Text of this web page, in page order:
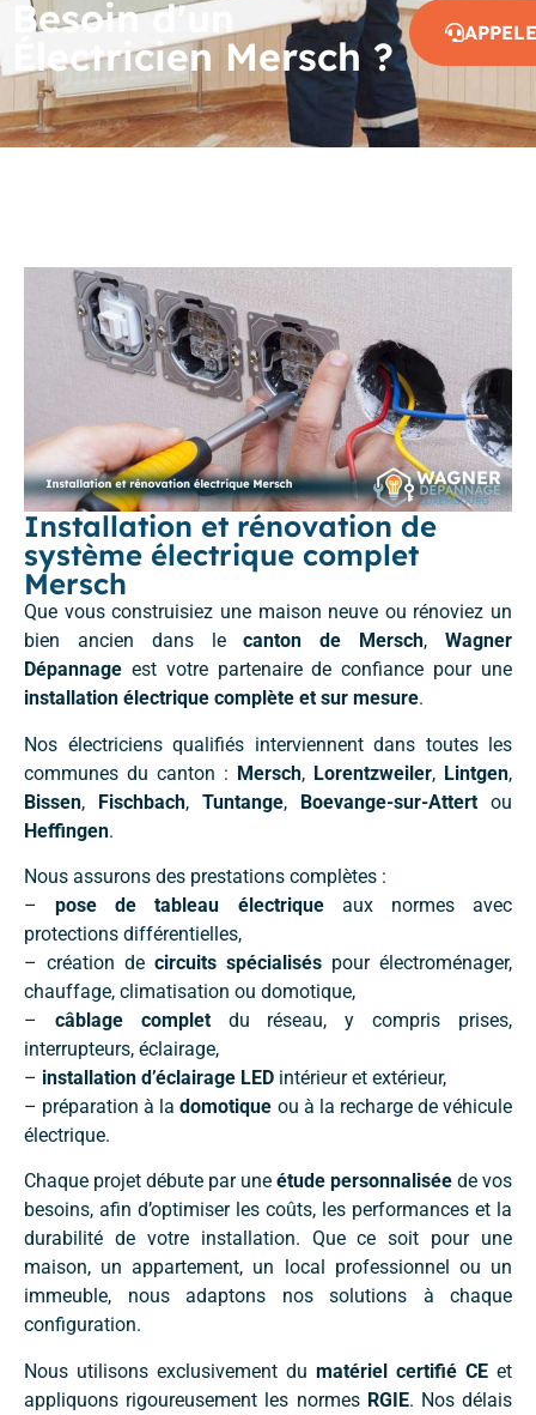
Besoin d'un
Électricien Mersch ?
Installation et rénovation de
système électrique complet
Mersch
Que vous construisiez une maison neuve ou rénoviez un
bien ancien dans lecanton de Mersch,Wagner
Dépannage est votre partenaire de confiance pour une
installation électrique complète et sur mesure.
Nos électriciens qualifiés interviennent dans toutes les
communes du canton : Mersch, Lorentzweiler, Lintgen,
Bissen, Fischbach, Tuntange, Boevange-sur-Attert ou
Heffingen.
Nous assurons des prestations complètes :
–pose de tableau électriqueaux normes avec
protections différentielles,
– création de circuits spécialisés pour électroménager,
chauffage, climatisation ou domotique,
– câblage completdu réseau, y compris prises,
interrupteurs, éclairage,
– installation d’éclairage LED intérieur et extérieur,
– préparation à ladomotique ou à la recharge de véhicule
électrique.
Chaque projet débute par une étude personnalisée de vos
besoins, afin d’optimiser les coûts, les performances et la
durabilité de votre installation. Que ce soit pour une
maison, un appartement, un local professionnel ou un
immeuble, nous adaptons nos solutions à chaque
configuration.
Nous utilisons exclusivement du matériel certifié CE et
appliquons rigoureusement les normes RGIE. Nos délais